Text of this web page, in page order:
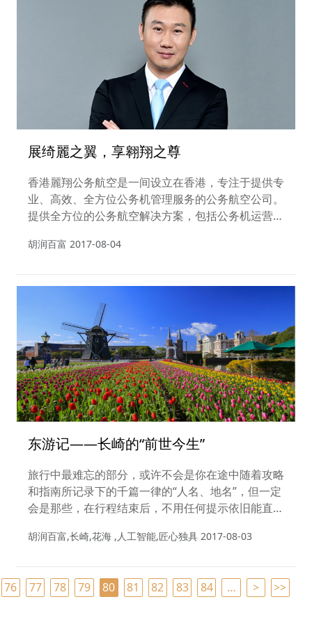
展绮麗之翼，享翱翔之尊
香港麗翔公务航空是一间设立在香港，专注于提供专
业、高效、全方位公务机管理服务的公务航空公司。
提供全方位的公务航空解决方案，包括公务机运营管
空咨询等服务。香港麗翔目前已是公务机国际运行标
来自各大银行、审计机构的全面审计，以确保公司的
运营标准、管理规程达到全球顶级水准。
胡润百富 2017-08-04
东游记——长崎的“前世今生”
旅行中最难忘的部分，或许不会是你在途中随着攻略
和指南所记录下的千篇一律的“人名、地名”，但一定
会是那些，在行程结束后，不用任何提示依旧能直击
胡润百富,长崎,花海 ,人工智能,匠心独具 2017-08-03
76 77 78 79 80 81 82 83 84 … > >>